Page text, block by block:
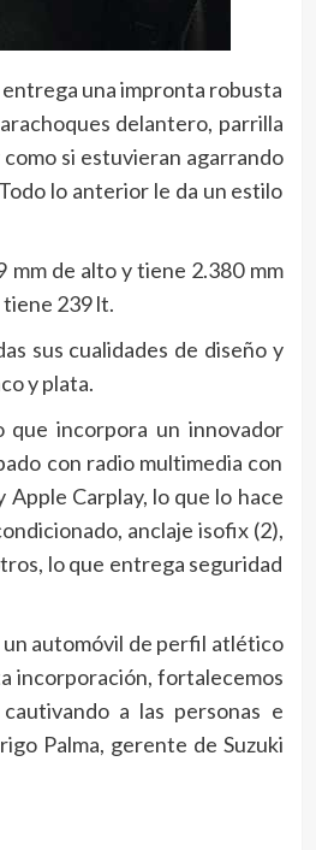
entrega una impronta robusta
delantero, parrilla
si estuvieran agarrando
lo anterior le da un estilo
mm de alto y tiene 2.380 mm
239 lt.
sus cualidades de diseño y
y plata.
que incorpora un innovador
con radio multimedia con
Carplay, lo que lo hace
anclaje isofix (2),
lo que entrega seguridad
un automóvil de perfil atlético
incorporación, fortalecemos
a las personas e
Palma, gerente de Suzuki